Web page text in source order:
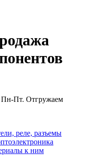
Пн-Пт. Отгружаем
реле, разъемы
к ним